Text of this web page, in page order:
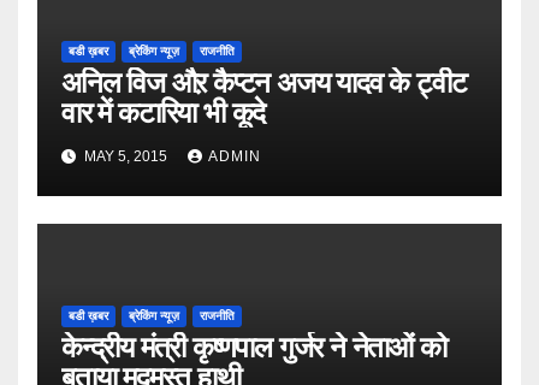
बडी ख़बर ब्रेकिंग न्यूज़ राजनीति
अनिल विज औऱ कैप्टन अजय यादव के ट्वीट
वार में कटारिया भी कूदे
MAY 5, 2015 ADMIN
बडी ख़बर ब्रेकिंग न्यूज़ राजनीति
केन्द्रीय मंत्री कृष्णपाल गुर्जर ने नेताओं को
बताया मदमस्त हाथी